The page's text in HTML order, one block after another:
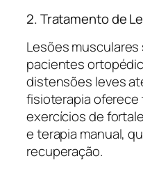
2. Tratamento de
Lesões
pacientes
distensões leves
fisioterapia
exercícios de
e terapia manual,
recuperação.